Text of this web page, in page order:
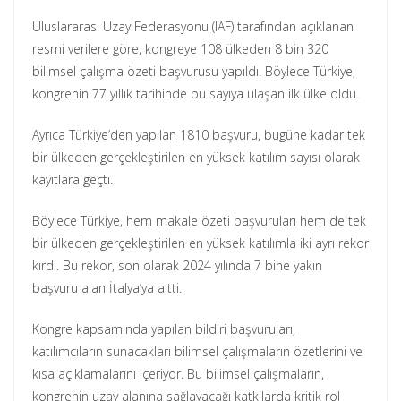
Uluslararası Uzay Federasyonu (IAF) tarafından açıklanan
resmi verilere göre, kongreye 108 ülkeden 8 bin 320
bilimsel çalışma özeti başvurusu yapıldı. Böylece Türkiye,
kongrenin 77 yıllık tarihinde bu sayıya ulaşan ilk ülke oldu.
Ayrıca Türkiye’den yapılan 1810 başvuru, bugüne kadar tek
bir ülkeden gerçekleştirilen en yüksek katılım sayısı olarak
kayıtlara geçti.
Böylece Türkiye, hem makale özeti başvuruları hem de tek
bir ülkeden gerçekleştirilen en yüksek katılımla iki ayrı rekor
kırdı. Bu rekor, son olarak 2024 yılında 7 bine yakın
başvuru alan İtalya’ya aitti.
Kongre kapsamında yapılan bildiri başvuruları,
katılımcıların sunacakları bilimsel çalışmaların özetlerini ve
kısa açıklamalarını içeriyor. Bu bilimsel çalışmaların,
kongrenin uzay alanına sağlayacağı katkılarda kritik rol